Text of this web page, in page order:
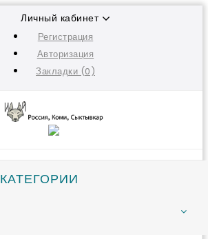
Личный кабинет
Регистрация
Авторизация
Закладки (0)
КАТЕГОРИИ